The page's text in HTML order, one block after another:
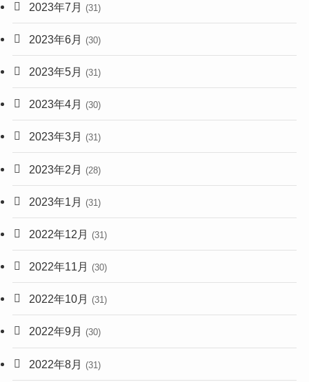
2023年7月 (31)
2023年6月 (30)
2023年5月 (31)
2023年4月 (30)
2023年3月 (31)
2023年2月 (28)
2023年1月 (31)
2022年12月 (31)
2022年11月 (30)
2022年10月 (31)
2022年9月 (30)
2022年8月 (31)